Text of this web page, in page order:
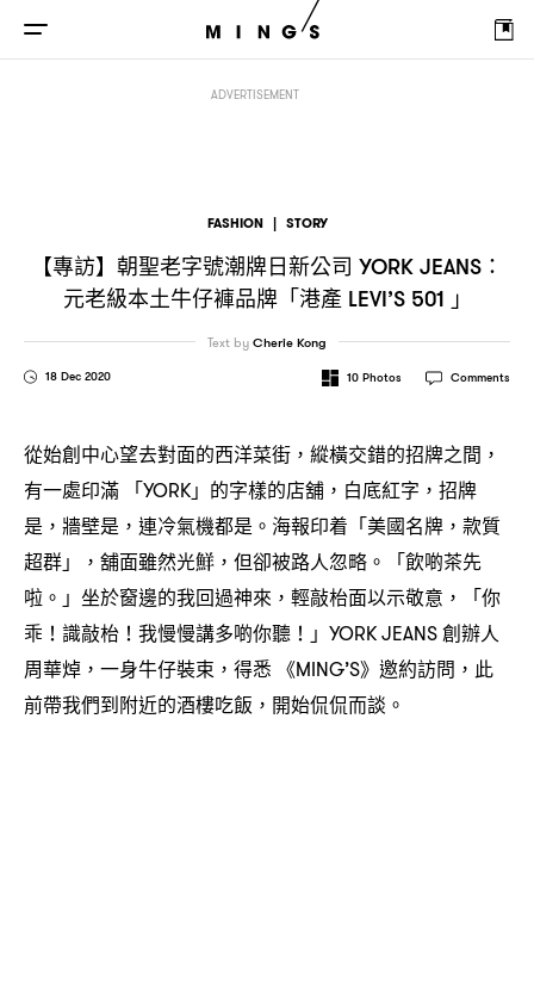
ADVERTISEMENT
FASHION | STORY
【專訪】朝聖老字號潮牌日新公司 YORK JEANS：
元老級本土牛仔褲品牌「港產LEVI’S 501 」
18 Dec 2020
Text byCherie Kong
10 Photos Comments
從始創中心望去對面的西洋菜街 ， 縱橫交錯的招牌之間 ，
有一處印滿 「YORK」的字樣的店舖 ， 白底紅字 ， 招牌
是 ， 牆壁是 ， 連冷氣機都是。海報印着「美國名牌 ， 款質
超群」
， 舖面雖然光鮮 ， 但卻被路人忽略。「飲啲茶先
啦。」坐於𥦬邊的我回過神來 ， 輕敲枱面以示敬意 ，
「你
乖 ！ 識敲枱 ！ 我慢慢講多啲你聽 ！ 」 YORK JEANS創辦人
周華焯 ， 一身牛仔裝束 ， 得悉 《MING’S》邀約訪問 ， 此
前帶我們到附近的酒樓吃飯 ， 開始侃侃而談。
【專訪】朝聖老字號潮牌日新公司YORK JEANS： 元老級本土牛仔褲品牌「港產